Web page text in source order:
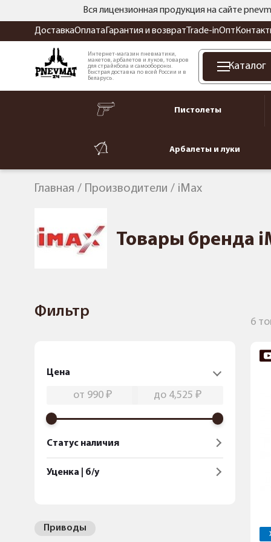
Вся лицензионная продукция на сайте
ДоставкаОплата Гарантия и возврат Trade-inОпт
Интернет-магазин пневматики,
макетов, арбалетов и луков, товаров
для страйкбола и самообороны.
Быстрая доставка по всей России и в
Беларусь.
Каталог
Пистолеты
Арбалеты и луки
Главная Производители iMax
Товары бренда
Приводы
Фильтр
Цена
Статус наличия
Уценка | б/у
6